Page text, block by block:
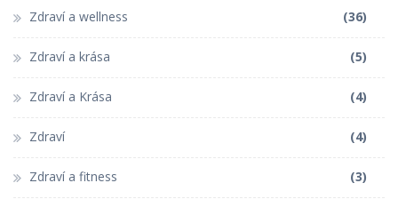
Zdraví a wellness (36)
Zdraví a krása (5)
Zdraví a Krása (4)
Zdraví (4)
Zdraví a fitness (3)